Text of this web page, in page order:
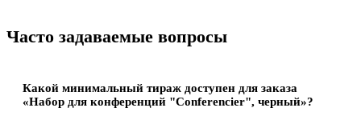
Часто задаваемые вопросы
Какой минимальный тираж доступен для заказа
«Набор для конференций "Conferencier", черный»?